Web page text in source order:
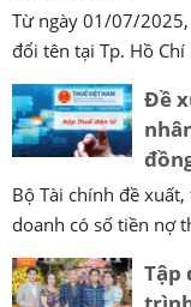
Từ ngày 01/07/
đổi tên tại Tp. Hồ
Đề
Bộ Tài chính đề
doanh có số tiền nợ
Tập